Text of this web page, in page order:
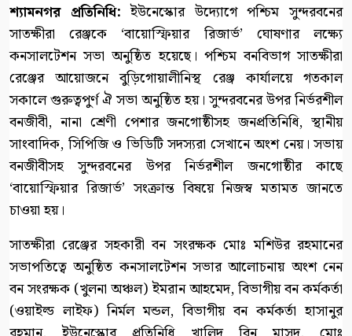
শ্যামনগর প্রতিনিধি: ইউনেস্কোর উদ্যোগে পশ্চিম সুন্দরবনের
সাতক্ষীরা রেঞ্জকে ‘বায়োস্ফিয়ার রিজার্ভ’ ঘোষণার লক্ষ্যে
কনসালটেশন সভা অনুষ্ঠিত হয়েছে। পশ্চিম বনবিভাগ সাতক্ষীরা
রেঞ্জের আয়োজনে বুড়িগোয়ালীনিস্থ রেঞ্জ কার্যালয়ে গতকাল
সকালে গুরুত্বপুর্ণ ঐ সভা অনুষ্ঠিত হয়। সুন্দরবনের উপর নির্ভরশীল
বনজীবী, নানা শ্রেণী পেশার জনগোষ্ঠীসহ জনপ্রতিনিধি, স্থানীয়
সাংবাদিক, সিপিজি ও ভিডিটি সদস্যরা সেখানে অংশ নেয়। সভায়
বনজীবীসহ সুন্দরবনের উপর নির্ভরশীল জনগোষ্ঠীর কাছে
‘বায়োস্ফিয়ার রিজার্ভ’ সংক্রান্ত বিষয়ে নিজস্ব মতামত জানতে
চাওয়া হয়।
সাতক্ষীরা রেঞ্জের সহকারী বন সংরক্ষক মোঃ মশিউর রহমানের
সভাপতিত্বে অনুষ্ঠিত কনসালটেশন সভার আলোচনায় অংশ নেন
বন সংরক্ষক (খুলনা অঞ্চল) ইমরান আহমেদ, বিভাগীয় বন কর্মকর্তা
(ওয়াইল্ড লাইফ) নির্মল মন্ডল, বিভাগীয় বন কর্মকর্তা হাসানুর